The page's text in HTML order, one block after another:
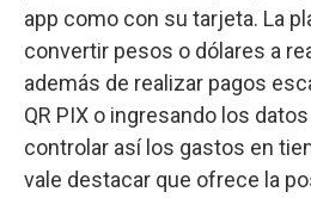
app como con su tarjeta. La
convertir pesos o dólares a
además de realizar pagos
QR PIX o ingresando los
controlar así los gastos en
vale destacar que ofrece la